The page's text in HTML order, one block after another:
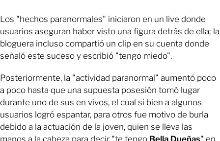
Los "hechos paranormales" iniciaron en un live donde
usuarios aseguran haber visto una figura detrás de ella; la
bloguera incluso compartió un clip en su cuenta donde
señaló este suceso y escribió "tengo miedo".
Posteriormente, la "actividad paranormal" aumentó poco
a poco hasta que una supuesta posesión tomó lugar
durante uno de sus en vivos, el cual si bien a algunos
usuarios logró espantar, para otros fue motivo de burla
debido a la actuación de la joven, quien se lleva las
manos a la cabeza para decir "te tengo Bella Dueñas" en